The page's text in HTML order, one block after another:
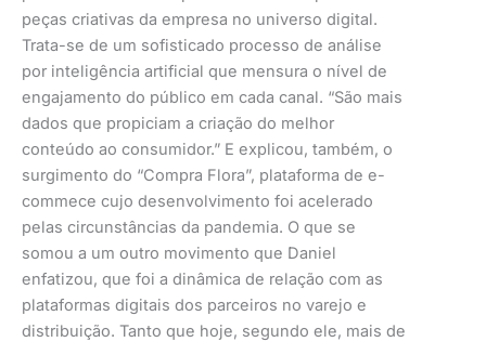
peças criativas da empresa no universo digital.
Trata-se de um sofisticado processo de análise
por inteligência artificial que mensura o nível de
engajamento do público em cada canal. “São mais
dados que propiciam a criação do melhor
conteúdo ao consumidor.” E explicou, também, o
surgimento do “Compra Flora”, plataforma de e-
commece cujo desenvolvimento foi acelerado
pelas circunstâncias da pandemia. O que se
somou a um outro movimento que Daniel
enfatizou, que foi a dinâmica de relação com as
plataformas digitais dos parceiros no varejo e
distribuição. Tanto que hoje, segundo ele, mais de